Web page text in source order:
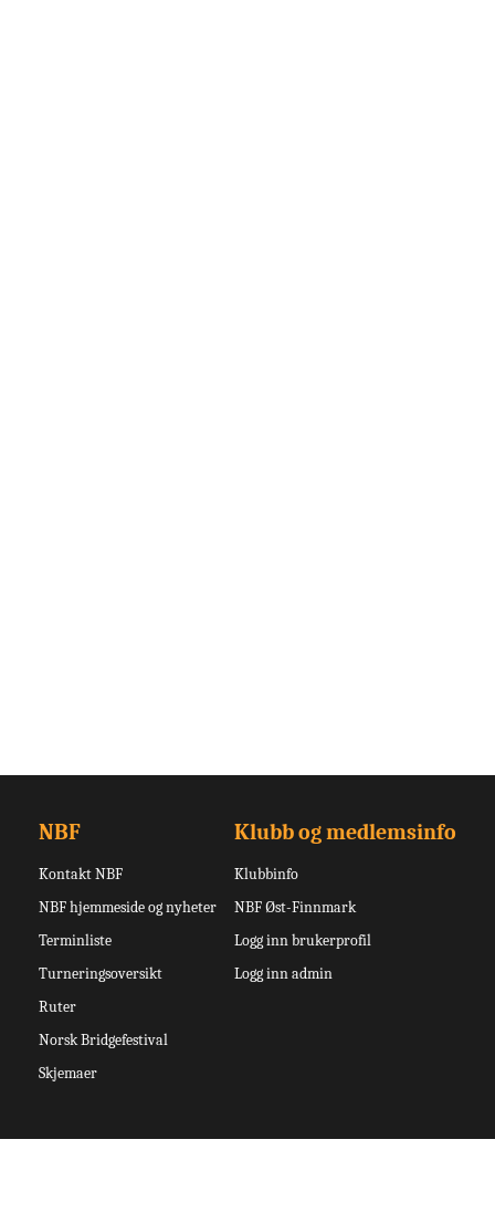
NBF
Kontakt NBF
NBF hjemmeside og nyheter
Terminliste
Turneringsoversikt
Ruter
Norsk Bridgefestival
Skjemaer
Klubb og medlemsinfo
Klubbinfo
NBF Øst-Finnmark
Logg inn brukerprofil
Logg inn admin